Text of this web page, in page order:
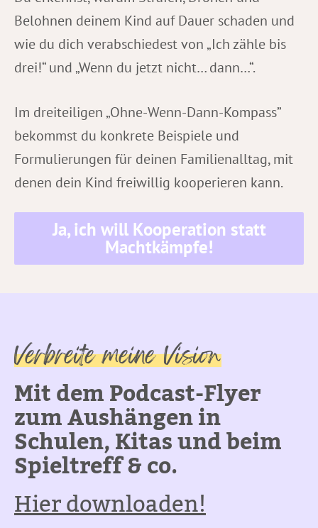
Belohnen deinem Kind auf Dauer schaden und
wie du dich verabschiedest von „Ich zähle bis
drei!“ und „Wenn du jetzt nicht… dann…“.
Im dreiteiligen „Ohne-Wenn-Dann-Kompass”
bekommst du konkrete Beispiele und
Formulierungen für deinen Familienalltag, mit
denen dein Kind freiwillig kooperieren kann.
Ja, ich will Kooperation statt
Machtkämpfe!
Verbreite meine Vision
Mit dem Podcast-Flyer
zum Aushängen in
Schulen, Kitas und beim
Spieltreff & co.
Hier downloaden!